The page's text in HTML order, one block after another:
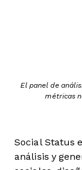
El panel de
métricas
Social Status
análisis y